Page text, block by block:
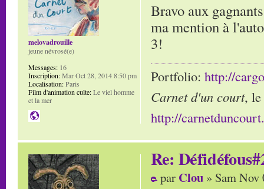
Bravo aux
ma mention à
3!
Portfolio: http://
Carnet d'un court,
http://
melovadrouille
jeune névrosé(e)
Messages: 16
Inscription:Mar Oct 28, 2014 8:50 pm
Localisation:Paris
Film d'animation culte:Le viel homme
et la mer
Re:
par Clou » Sam Nov